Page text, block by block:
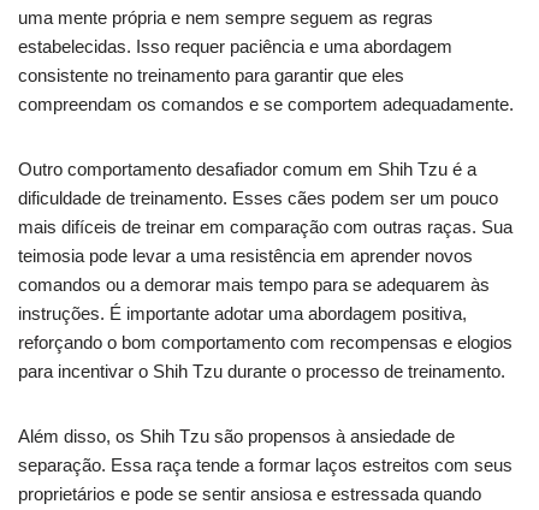
uma mente própria e nem sempre seguem as regras
estabelecidas. Isso requer paciência e uma abordagem
consistente no treinamento para garantir que eles
compreendam os comandos e se comportem adequadamente.
Outro comportamento desafiador comum em Shih Tzu é a
dificuldade de treinamento. Esses cães podem ser um pouco
mais difíceis de treinar em comparação com outras raças. Sua
teimosia pode levar a uma resistência em aprender novos
comandos ou a demorar mais tempo para se adequarem às
instruções. É importante adotar uma abordagem positiva,
reforçando o bom comportamento com recompensas e elogios
para incentivar o Shih Tzu durante o processo de treinamento.
Além disso, os Shih Tzu são propensos à ansiedade de
separação. Essa raça tende a formar laços estreitos com seus
proprietários e pode se sentir ansiosa e estressada quando